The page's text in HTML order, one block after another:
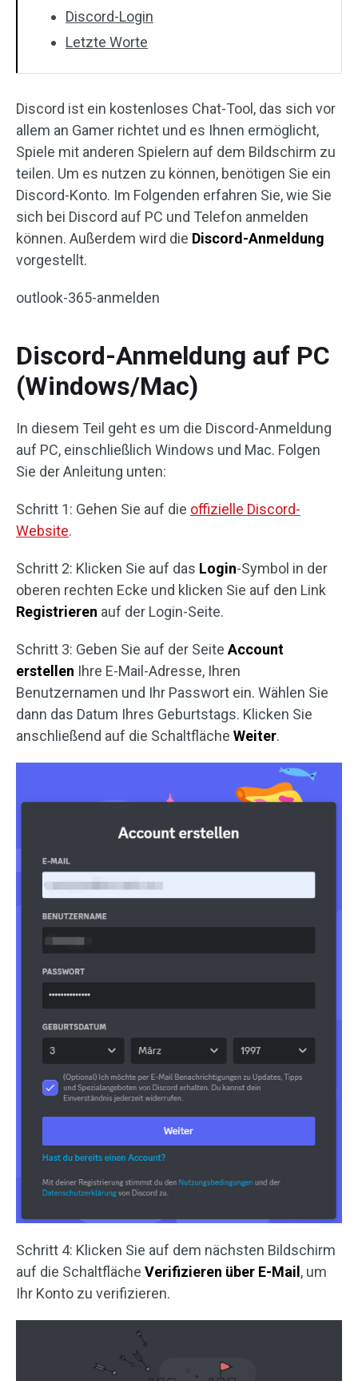
Discord-Login
Letzte Worte
Discord ist ein kostenloses Chat-Tool, das sich vor
allem an Gamer richtet und es Ihnen ermöglicht,
Spiele mit anderen Spielern auf dem Bildschirm zu
teilen. Um es nutzen zu können, benötigen Sie ein
Discord-Konto. Im Folgenden erfahren Sie, wie Sie
sich bei Discord auf PC und Telefon anmelden
können. Außerdem wird die Discord-Anmeldung
vorgestellt.
outlook-365-anmelden
Discord-Anmeldung auf PC
(Windows/Mac)
In diesem Teil geht es um die Discord-Anmeldung
auf PC, einschließlich Windows und Mac. Folgen
Sie der Anleitung unten:
Schritt 1: Gehen Sie auf die offizielle Discord-
Website.
Schritt 2: Klicken Sie auf das Login-Symbol in der
oberen rechten Ecke und klicken Sie auf den Link
Registrieren auf der Login-Seite.
Schritt 3: Geben Sie auf der Seite Account
erstellen Ihre E-Mail-Adresse, Ihren
Benutzernamen und Ihr Passwort ein. Wählen Sie
dann das Datum Ihres Geburtstags. Klicken Sie
anschließend auf die Schaltfläche Weiter.
Schritt 4: Klicken Sie auf dem nächsten Bildschirm
auf die Schaltfläche Verifizieren über E-Mail, um
Ihr Konto zu verifizieren.